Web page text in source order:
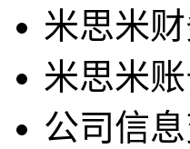
米思米
米思米
公司信